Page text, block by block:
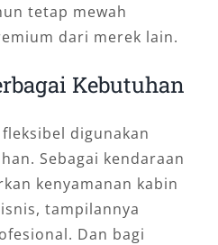
tetap mewah
dari merek lain.
Kebutuhan
digunakan
Sebagai kendaraan
kenyamanan kabin
tampilannya
Dan bagi